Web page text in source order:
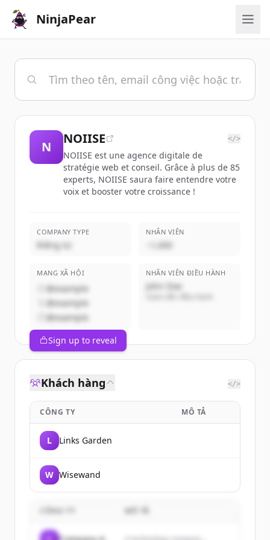
NinjaPear
N
NOIISE </>
NOIISE est une agence digitale de
stratégie web et conseil. Grâce à plus de 85
experts, NOIISE saura faire entendre votre
voix et booster votre croissance !
COMPANY TYPE
Riêng tư
NHÂN VIÊN
~1,000
MẠNG XÃ HỘI
@example
@example
@example
NHÂN VIÊN ĐIỀU HÀNH
John Doe
Sign up to reveal
Khách hàng </>
CÔNG TY MÔ TẢ
L Links Garden
W Wisewand